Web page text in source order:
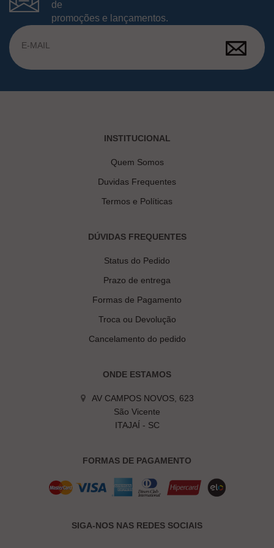
de
promoções e lançamentos.
INSTITUCIONAL
Quem Somos
Duvidas Frequentes
Termos e Políticas
DÚVIDAS FREQUENTES
Status do Pedido
Prazo de entrega
Formas de Pagamento
Troca ou Devolução
Cancelamento do pedido
ONDE ESTAMOS
AV CAMPOS NOVOS, 623
São Vicente
ITAJAÍ - SC
FORMAS DE PAGAMENTO
SIGA-NOS NAS REDES SOCIAIS